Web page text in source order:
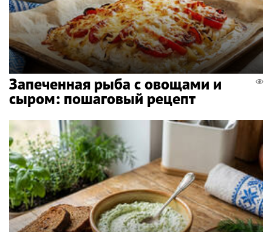
Запеченная рыба с овощами и
сыром: пошаговый рецепт